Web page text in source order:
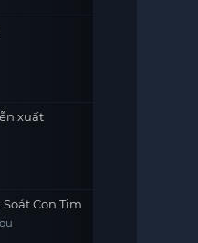
xuất
Con Tim